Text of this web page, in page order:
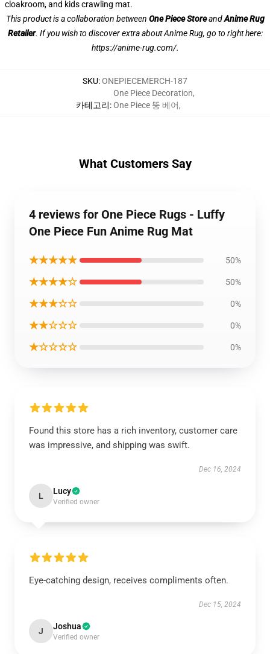
cloakroom, and kids crawling mat.
This product is a collaboration between One Piece StoreandAnime Rug
Retailer. If you wish to discover extra about Anime Rug, go to right here:
https://anime-rug.com/.
SKU:ONEPIECEMERCH-187
카테고리:
One Piece Decoration,
One Piece 뚱 베어,
What Customers Say
4 reviews for One Piece Rugs - Luffy
One Piece Fun Anime Rug Mat
★★★★★ 50%
★★★★☆ 50%
★★★☆☆ 0%
★★☆☆☆ 0%
★☆☆☆☆ 0%
Found this store has a rich inventory, customer care
was impressive, and shipping was swift.
Dec 16, 2024
L Lucy
Verified owner
Eye-catching design, receives compliments often.
Dec 15, 2024
J Joshua
Verified owner